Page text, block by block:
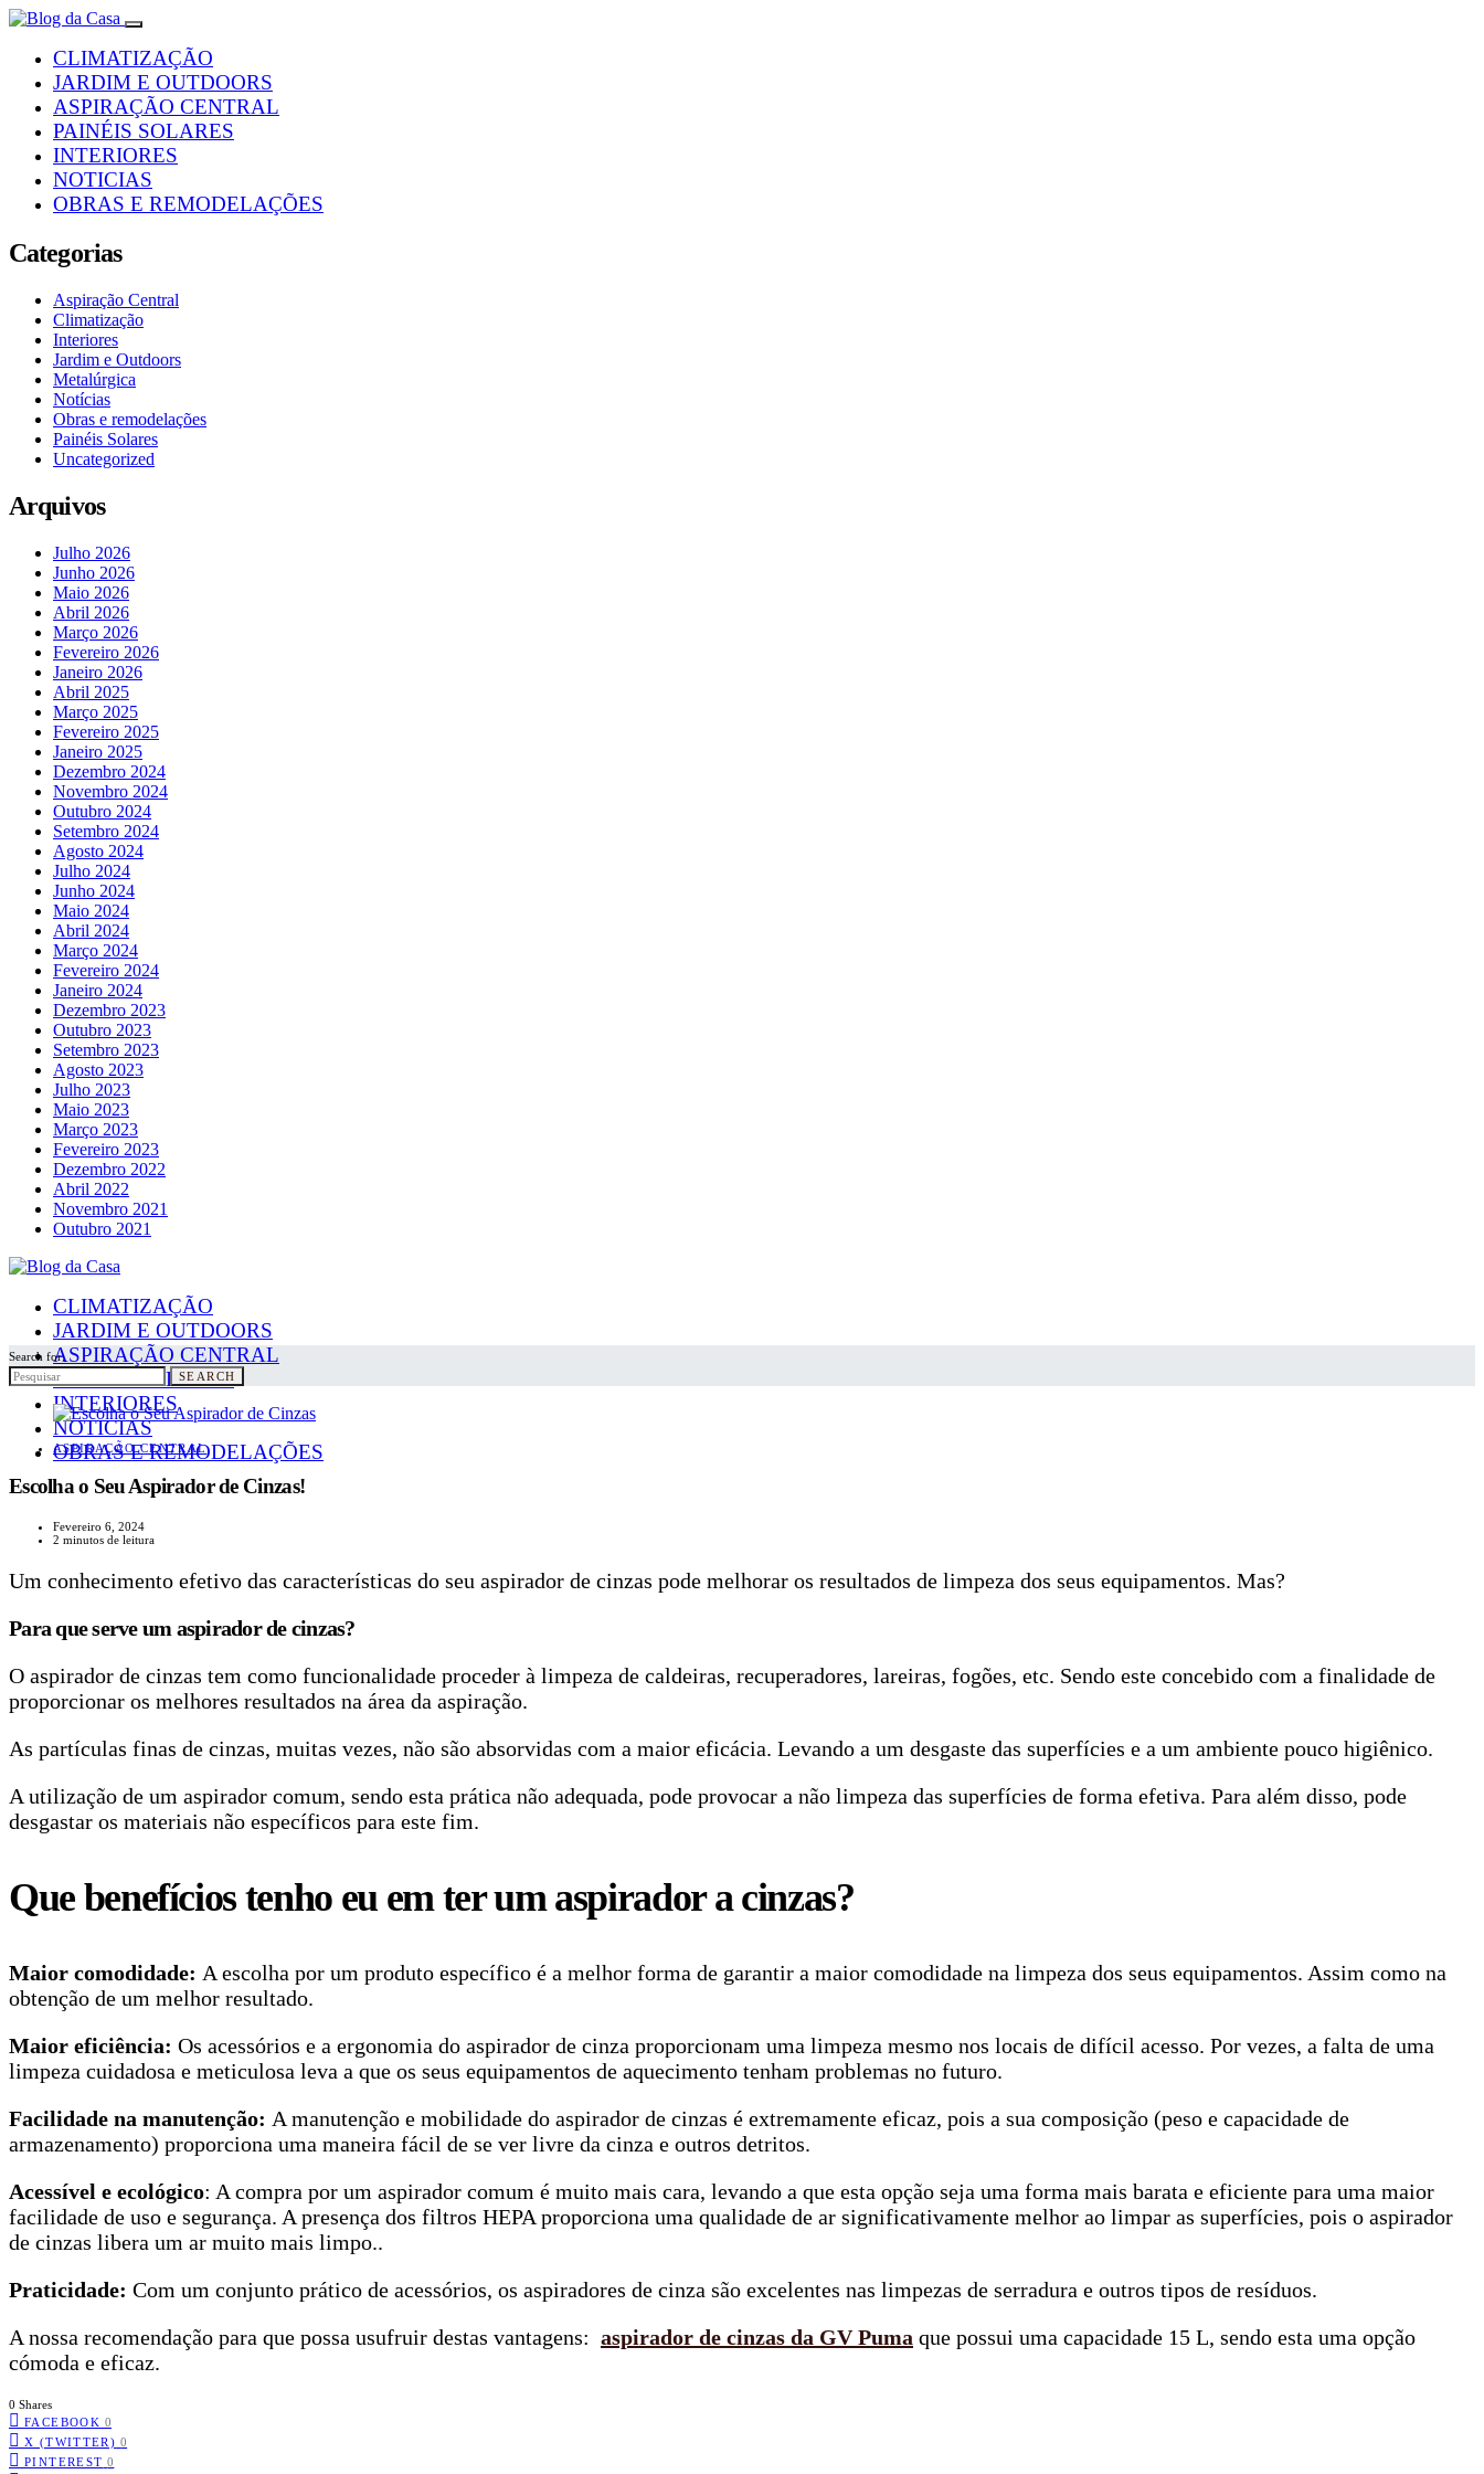
CLIMATIZAÇÃO
JARDIM E OUTDOORS
ASPIRAÇÃO CENTRAL
PAINÉIS SOLARES
INTERIORES
NOTICIAS
OBRAS E REMODELAÇÕES
Categorias
Aspiração Central
Climatização
Interiores
Jardim e Outdoors
Metalúrgica
Notícias
Obras e remodelações
Painéis Solares
Uncategorized
Arquivos
Julho 2026
Junho 2026
Maio 2026
Abril 2026
Março 2026
Fevereiro 2026
Janeiro 2026
Abril 2025
Março 2025
Fevereiro 2025
Janeiro 2025
Dezembro 2024
Novembro 2024
Outubro 2024
Setembro 2024
Agosto 2024
Julho 2024
Junho 2024
Maio 2024
Abril 2024
Março 2024
Fevereiro 2024
Janeiro 2024
Dezembro 2023
Outubro 2023
Setembro 2023
Agosto 2023
Julho 2023
Maio 2023
Março 2023
Fevereiro 2023
Dezembro 2022
Abril 2022
Novembro 2021
Outubro 2021
CLIMATIZAÇÃO
JARDIM E OUTDOORS
ASPIRAÇÃO CENTRAL
PAINÉIS SOLARES
INTERIORES
NOTICIAS
OBRAS E REMODELAÇÕES
Search for:
SEARCH
ASPIRAÇÃO CENTRAL
Escolha o Seu Aspirador de Cinzas!
Fevereiro 6, 2024
2 minutos de leitura
Um conhecimento efetivo das características do seu aspirador de cinzas pode melhorar os resultados de limpeza dos seus equipamentos. Mas?
Para que serve um aspirador de cinzas?
O aspirador de cinzas tem como funcionalidade proceder à limpeza de caldeiras, recuperadores, lareiras, fogões, etc. Sendo este concebido com a finalidade de
proporcionar os melhores resultados na área da aspiração.
As partículas finas de cinzas, muitas vezes, não são absorvidas com a maior eficácia. Levando a um desgaste das superfícies e a um ambiente pouco higiênico.
A utilização de um aspirador comum, sendo esta prática não adequada, pode provocar a não limpeza das superfícies de forma efetiva. Para além disso, pode
desgastar os materiais não específicos para este fim.
Que benefícios tenho eu em ter um aspirador a cinzas?
Maior comodidade: A escolha por um produto específico é a melhor forma de garantir a maior comodidade na limpeza dos seus equipamentos. Assim como na
obtenção de um melhor resultado.
Maior eficiência: Os acessórios e a ergonomia do aspirador de cinza proporcionam uma limpeza mesmo nos locais de difícil acesso. Por vezes, a falta de uma
limpeza cuidadosa e meticulosa leva a que os seus equipamentos de aquecimento tenham problemas no futuro.
Facilidade na manutenção: A manutenção e mobilidade do aspirador de cinzas é extremamente eficaz, pois a sua composição (peso e capacidade de
armazenamento) proporciona uma maneira fácil de se ver livre da cinza e outros detritos.
Acessível e ecológico: A compra por um aspirador comum é muito mais cara, levando a que esta opção seja uma forma mais barata e eficiente para uma maior
facilidade de uso e segurança. A presença dos filtros HEPA proporciona uma qualidade de ar significativamente melhor ao limpar as superfícies, pois o aspirador
de cinzas libera um ar muito mais limpo..
Praticidade: Com um conjunto prático de acessórios, os aspiradores de cinza são excelentes nas limpezas de serradura e outros tipos de resíduos.
A nossa recomendação para que possa usufruir destas vantagens: aspirador de cinzas da GV Puma que possui uma capacidade 15 L, sendo esta uma opção
cómoda e eficaz.
0 Shares
FACEBOOK 0
X (TWITTER) 0
PINTEREST 0